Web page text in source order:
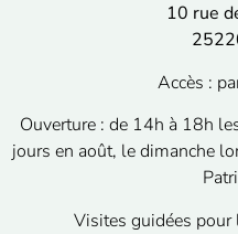
10 rue
Accès :
Ouverture : de 14h à 18h
jours en août, le dimanche
Visites guidées pour